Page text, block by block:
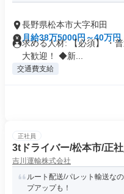
長野県松本市大字和田
月給38万5000円～40万円
求める人材: 【必須】 ・
大歓迎！ ◆新...
交通費支給
正社員
3tドライバー/松本市/正
吉川運輸株式会社
ルート配送/パレット輸送な
プアップも！